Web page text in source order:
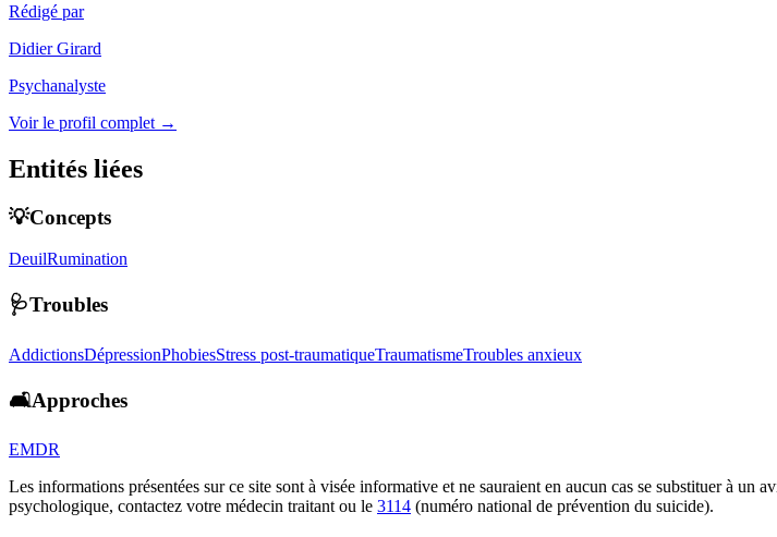
Rédigé par
Didier Girard
Psychanalyste
Voir le profil complet →
Entités liées
💡Concepts
DeuilRumination
🩺Troubles
AddictionsDépressionPhobiesStress post-traumatiqueTraumatismeTroubles anxieux
🛋️Approches
EMDR
Les informations présentées sur ce site sont à visée informative et ne sauraient en aucun cas se substituer à
psychologique, contactez votre médecin traitant ou le 3114 (numéro national de prévention du suicide).